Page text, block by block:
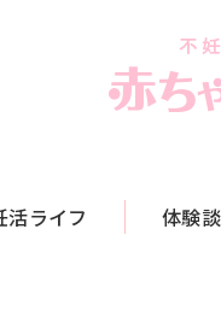
活ライフ 体験談